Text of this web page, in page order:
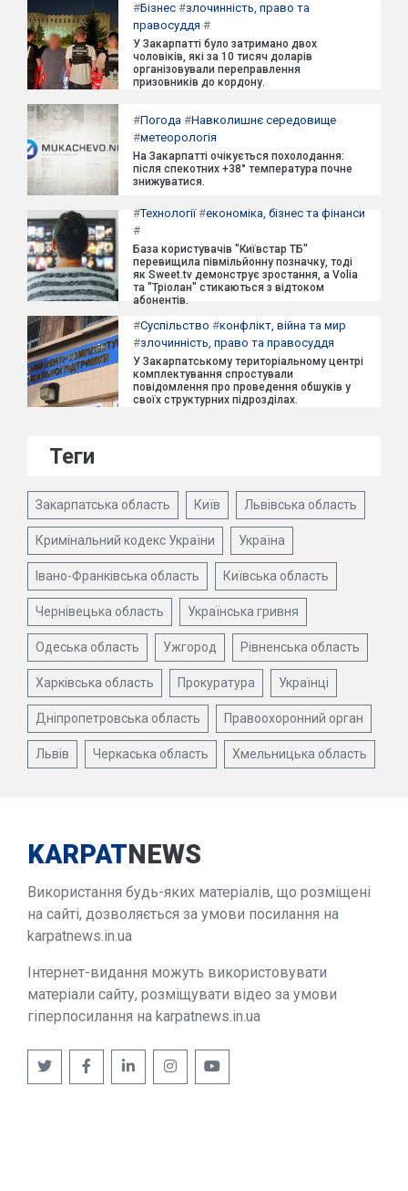
#Бізнес #злочинність, право та
правосуддя #
У Закарпатті було затримано двох
чоловіків, які за 10 тисяч доларів
організовували переправлення
призовників до кордону.
#Погода #Навколишнє середовище
#метеорологія
На Закарпатті очікується похолодання:
після спекотних +38° температура почне
знижуватися.
#Технології#економіка, бізнес та фінанси
#
База користувачів "Київстар ТБ"
перевищила півмільйонну позначку, тоді
як Sweet.tv демонструє зростання, а Volia
та "Тріолан" стикаються з відтоком
абонентів.
#Суспільство #конфлікт, війна та мир
#злочинність, право та правосуддя
У Закарпатському територіальному центрі
комплектування спростували
повідомлення про проведення обшуків у
своїх структурних підрозділах.
Теги
Закарпатська область Київ Львівська область
Кримінальний кодекс України Україна
Івано-Франківська область Київська область
Чернівецька область Українська гривня
Одеська область Ужгород Рівненська область
Харківська область Прокуратура Українці
Дніпропетровська область Правоохоронний орган
Львів Черкаська область Хмельницька область
KARPATNEWS
Використання будь-яких матеріалів, що розміщені
на сайті, дозволяється за умови посилання на
karpatnews.in.ua
Інтернет-видання можуть використовувати
матеріали сайту, розміщувати відео за умови
гіперпосилання на karpatnews.in.ua